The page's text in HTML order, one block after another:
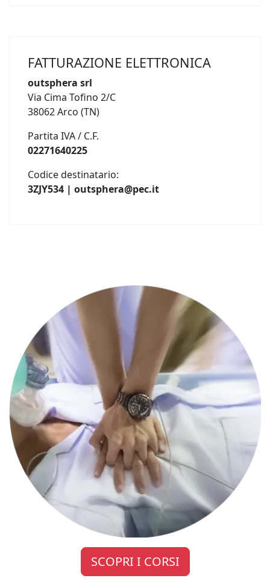
FATTURAZIONE ELETTRONICA
outsphera srl
Via Cima Tofino 2/C
38062 Arco (TN)
Partita IVA / C.F.
02271640225
Codice destinatario:
3ZJY534 | outsphera@pec.it
SCOPRI I CORSI